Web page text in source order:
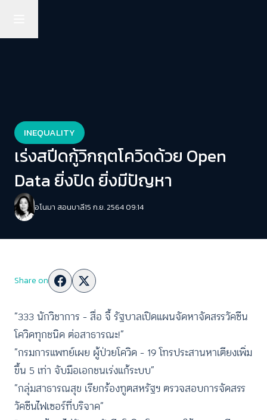
INEQUALITY
เร่งสปีดกู้วิกฤตโควิดด้วย Open
Data ยิ่งปิด ยิ่งมีปัญหา
อโนมา สอนบาลี15 ก.ย. 2564 09:14
Share on
“333 นักวิชาการ – สื่อ จี้ รัฐบาลเปิดแผนจัดหาจัดสรรวัคซีน
โควิดทุกชนิด ต่อสาธารณะ!”
“กรมการแพทย์เผย ผู้ป่วยโควิด – 19 โทรประสานหาเตียงเพิ่ม
ขึ้น 5 เท่า จับมือเอกชนเร่งแก้ระบบ”
“กลุ่มสาธารณสุข เรียกร้องทูตสหรัฐฯ ตรวจสอบการจัดสรร
วัคซีนไฟเซอร์ที่บริจาค”